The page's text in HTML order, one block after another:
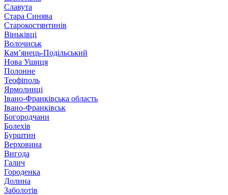
Славута
Стара Синява
Старокостянтинів
Віньківці
Волочиськ
Кам’янець-Подільський
Нова Ушиця
Полонне
Теофіполь
Ярмолинці
Івано-Франківська область
Івано-Франківськ
Богородчани
Болехів
Бурштин
Верховина
Вигода
Галич
Городенка
Долина
Заболотів